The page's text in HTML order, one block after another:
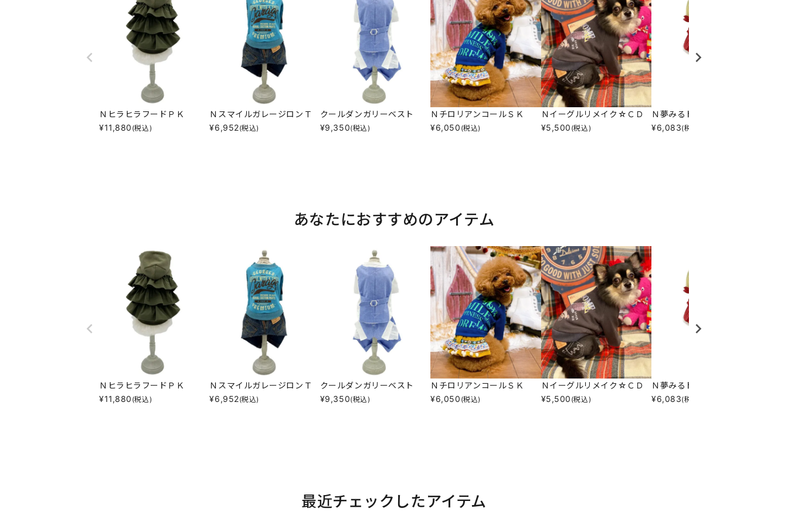
ＮヒラヒラフードＰＫ
¥11,880 (税込)
ＮスマイルガレージロンＴ
¥6,952(税込)
クールダンガリーベスト
¥9,350(税込)
ＮチロリアンコールＳＫ
¥6,050 (税込)
Ｎイーグルリメイク☆ＣＤ
¥5,500 (税込)
Ｎ夢みるドットリボンＴ
¥6,083(税込)
あなたにおすすめのアイテム
ＮヒラヒラフードＰＫ
¥11,880 (税込)
ＮスマイルガレージロンＴ
¥6,952(税込)
クールダンガリーベスト
¥9,350(税込)
ＮチロリアンコールＳＫ
¥6,050 (税込)
Ｎイーグルリメイク☆ＣＤ
¥5,500 (税込)
Ｎ夢みるドットリボンＴ
¥6,083(税込)
最近チェックしたアイテム